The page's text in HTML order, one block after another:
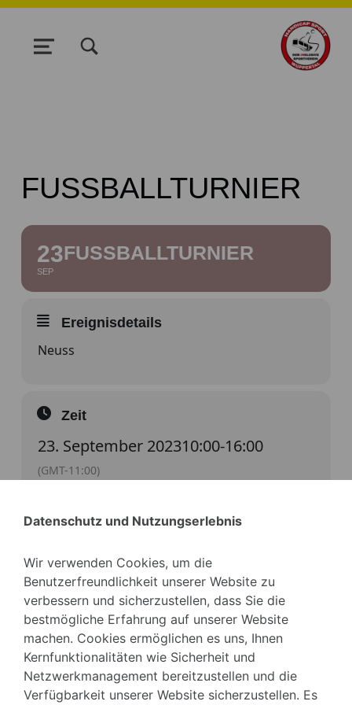
Datenschutz und Nutzungserlebnis
Wir verwenden Cookies, um die
Benutzerfreundlichkeit unserer Website zu
verbessern und sicherzustellen, dass Sie die
bestmögliche Erfahrung auf unserer Website
machen. Cookies ermöglichen es uns, Ihnen
Kernfunktionalitäten wie Sicherheit und
Netzwerkmanagement bereitzustellen und die
Verfügbarkeit unserer Website sicherzustellen. Es
MENU
FUSSBALLTURNIER
23
SEP
FUSSBALLTURNIER
Ereignisdetails
Neuss
Zeit
23. September 202310:00-16:00
(GMT-11:00)
KALENDER GOOGLE KALENDER